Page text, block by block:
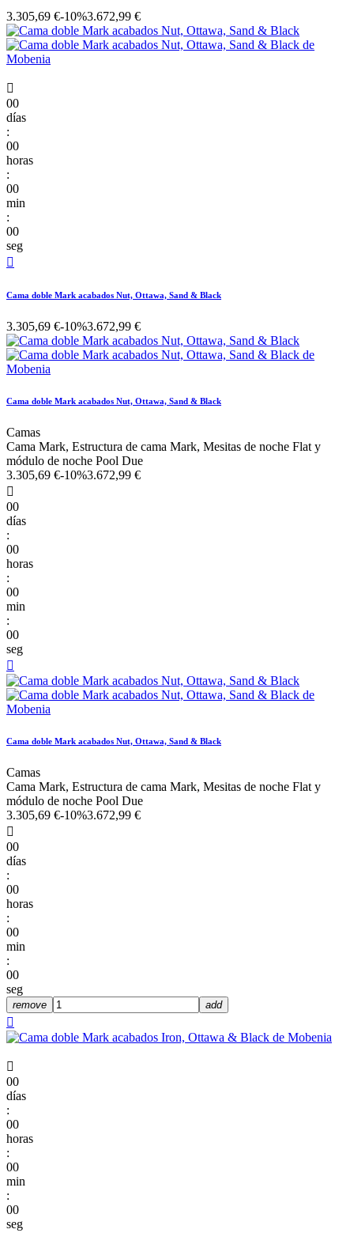
3.305,69 €-10%3.672,99 €

00
días
:
00
horas
:
00
min
:
00
seg

Cama doble Mark acabados Nut, Ottawa, Sand & Black
3.305,69 €-10%3.672,99 €
Cama doble Mark acabados Nut, Ottawa, Sand & Black
Camas
Cama Mark, Estructura de cama Mark, Mesitas de noche Flat y
módulo de noche Pool Due
3.305,69 €-10%3.672,99 €

00
días
:
00
horas
:
00
min
:
00
seg

Cama doble Mark acabados Nut, Ottawa, Sand & Black
Camas
Cama Mark, Estructura de cama Mark, Mesitas de noche Flat y
módulo de noche Pool Due
3.305,69 €-10%3.672,99 €

00
días
:
00
horas
:
00
min
:
00
seg
remove add


00
días
:
00
horas
:
00
min
:
00
seg